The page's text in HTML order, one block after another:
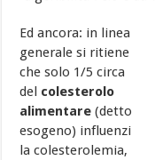
Ed ancora: in linea
generale si ritiene
che solo 1/5 circa
del colesterolo
alimentare (detto
esogeno) influenzi
la colesterolemia,